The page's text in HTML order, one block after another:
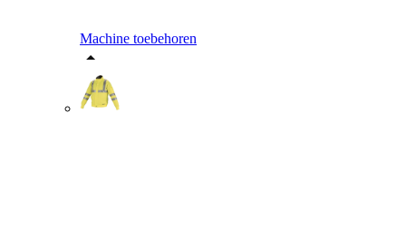
Machine toebehoren